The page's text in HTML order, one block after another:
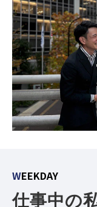
WEEKDAY
仕事中の